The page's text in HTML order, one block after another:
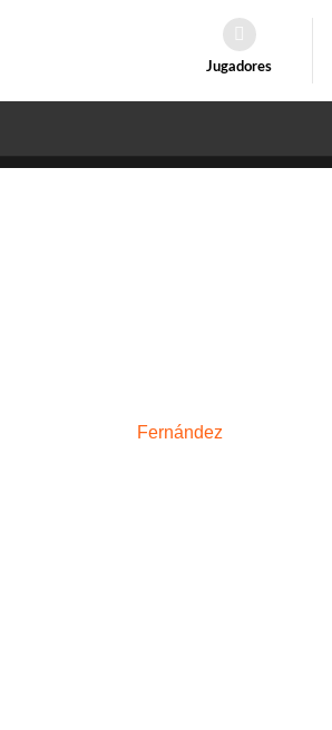
Jugadores
Fernández